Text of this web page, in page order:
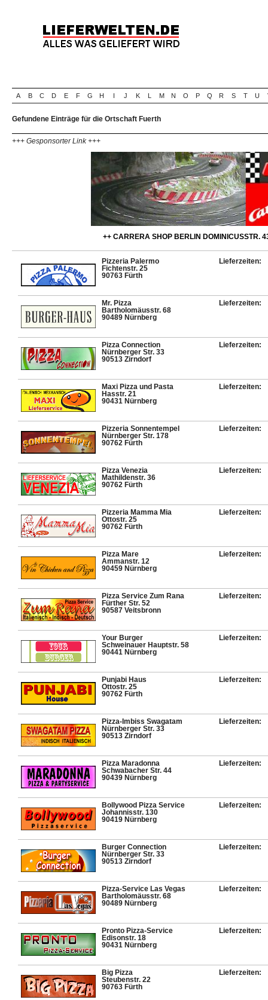
A B C D E F G H I J K L M N O P Q R S T U
Gefundene Einträge für die Ortschaft Fuerth
+++ Gesponsorter Link +++
++ CARRERA SHOP BERLIN DOMINICUSSTR.
Pizzeria Palermo
Fichtenstr. 25
90763 Fürth
Lieferzeiten:
Mr. Pizza
Bartholomäusstr. 68
90489 Nürnberg
Lieferzeiten:
Pizza Connection
Nürnberger Str. 33
90513 Zirndorf
Lieferzeiten:
Maxi Pizza und Pasta
Hasstr. 21
90431 Nürnberg
Lieferzeiten:
Pizzeria Sonnentempel
Nürnberger Str. 178
90762 Fürth
Lieferzeiten:
Pizza Venezia
Mathildenstr. 36
90762 Fürth
Lieferzeiten:
Pizzeria Mamma Mia
Ottostr. 25
90762 Fürth
Lieferzeiten:
Pizza Mare
Ammanstr. 12
90459 Nürnberg
Lieferzeiten:
Pizza Service Zum Rana
Fürther Str. 52
90587 Veitsbronn
Lieferzeiten:
Your Burger
Schweinauer Hauptstr. 58
90441 Nürnberg
Lieferzeiten:
Punjabi Haus
Ottostr. 25
90762 Fürth
Lieferzeiten:
Pizza-Imbiss Swagatam
Nürnberger Str. 33
90513 Zirndorf
Lieferzeiten:
Pizza Maradonna
Schwabacher Str. 44
90439 Nürnberg
Lieferzeiten:
Bollywood Pizza Service
Johannisstr. 130
90419 Nürnberg
Lieferzeiten:
Burger Connection
Nürnberger Str. 33
90513 Zirndorf
Lieferzeiten:
Pizza-Service Las Vegas
Bartholomäusstr. 68
90489 Nürnberg
Lieferzeiten:
Pronto Pizza-Service
Edisonstr. 18
90431 Nürnberg
Lieferzeiten:
Big Pizza
Steubenstr. 22
90763 Fürth
Lieferzeiten: